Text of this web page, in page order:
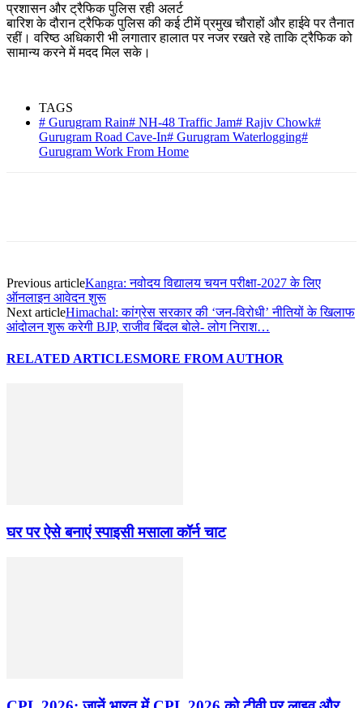
प्रशासन और ट्रैफिक पुलिस रही अलर्ट
बारिश के दौरान ट्रैफिक पुलिस की कई टीमें प्रमुख चौराहों और हाईवे पर तैनात
रहीं। वरिष्ठ अधिकारी भी लगातार हालात पर नजर रखते रहे ताकि ट्रैफिक को
सामान्य करने में मदद मिल सके।
TAGS
# Gurugram Rain# NH-48 Traffic Jam# Rajiv Chowk#
Gurugram Road Cave-In# Gurugram Waterlogging#
Gurugram Work From Home
Previous articleKangra: नवोदय विद्यालय चयन परीक्षा-2027 के लिए
ऑनलाइन आवेदन शुरू
Next articleHimachal: कांग्रेस सरकार की ‘जन-विरोधी’ नीतियों के खिलाफ
आंदोलन शुरू करेगी BJP, राजीव बिंदल बोले- लोग निराश…
RELATED ARTICLESMORE FROM AUTHOR
घर पर ऐसे बनाएं स्पाइसी मसाला कॉर्न चाट